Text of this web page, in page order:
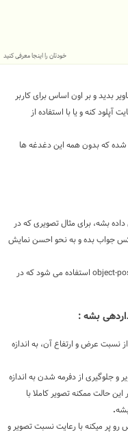
خودتان را اینجا معرفی کنید
بدید و بر اون اساس برای کاربر
کنه و یا با استفاده از
شده که بدون همه این دغدغه ها
بشه، برای مثال تصویری که در
جواب بده و به نحو احسن نمایش
object- استفاده می شود که در
نسبت عرض و ارتفاع آن، به اندازه
و جلوگیری از دفرمه شدن به اندازه
حالت ممکنه تصویر کاملا با
.
رو پر میکنه با رعایت نسبت تصویر و